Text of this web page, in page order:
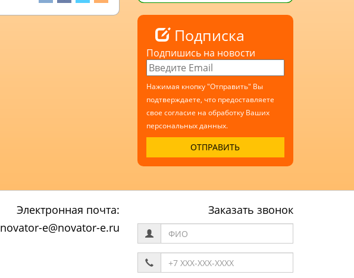
Подписка
Подпишись на новости
Нажимая кнопку "Отправить" Вы
подтверждаете, что предоставляете
свое согласие на обработку Ваших
персональных данных.
Электронная почта:
novator-e@novator-e.ru
Заказать звонок